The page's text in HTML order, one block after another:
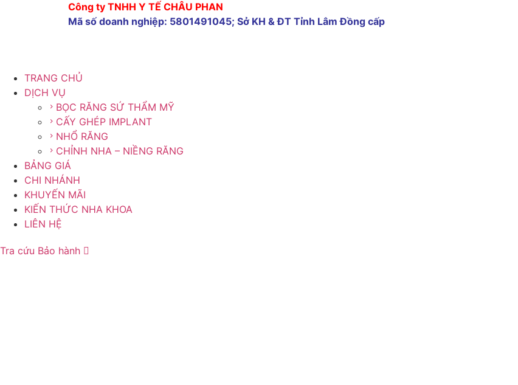
Công ty TNHH Y TẾ CHÂU PHAN
Mã số doanh nghiệp: 5801491045; Sở KH & ĐT Tỉnh Lâm Đồng cấp
TRANG CHỦ
DỊCH VỤ
BỌC RĂNG SỨ THẨM MỸ
CẤY GHÉP IMPLANT
NHỔ RĂNG
CHỈNH NHA – NIỀNG RĂNG
BẢNG GIÁ
CHI NHÁNH
KHUYẾN MÃI
KIẾN THỨC NHA KHOA
LIÊN HỆ
Tra cứu Bảo hành